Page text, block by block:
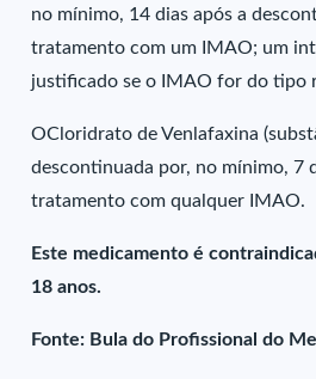
no mínimo, 14 dias após a
tratamento com um IMAO; um
justificado se o IMAO for do tipo
OCloridrato de Venlafaxina
descontinuada por, no mínimo, 7
tratamento com qualquer IMAO.
Este medicamento é
18 anos.
Fonte: Bula do Profissional do